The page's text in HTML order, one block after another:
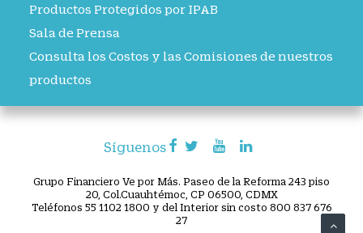
Productos Protegidos por IPAB
Sala de Prensa
Consulta los Costos y las Comisiones de nuestros
productos
Síguenos
Grupo Financiero Ve por Más. Paseo de la Reforma 243 piso
20, Col.Cuauhtémoc, CP 06500, CDMX
Teléfonos 55 1102 1800 y del Interior sin costo 800 837 676
27